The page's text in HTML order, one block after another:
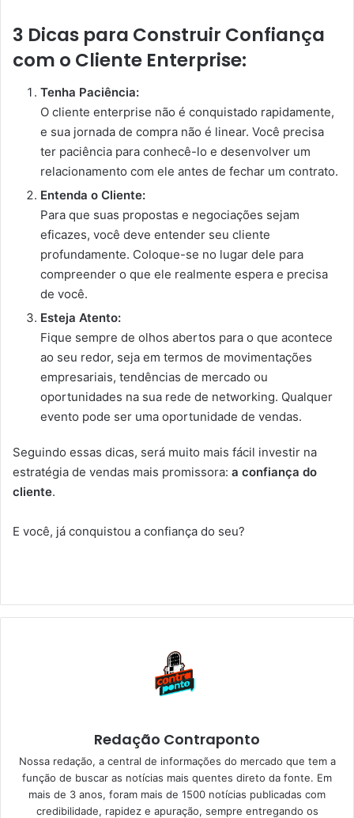
3 Dicas para Construir Confiança
com o Cliente Enterprise:
Tenha Paciência:
O cliente enterprise não é conquistado rapidamente,
e sua jornada de compra não é linear. Você precisa
ter paciência para conhecê-lo e desenvolver um
relacionamento com ele antes de fechar um contrato.
Entenda o Cliente:
Para que suas propostas e negociações sejam
eficazes, você deve entender seu cliente
profundamente. Coloque-se no lugar dele para
compreender o que ele realmente espera e precisa
de você.
Esteja Atento:
Fique sempre de olhos abertos para o que acontece
ao seu redor, seja em termos de movimentações
empresariais, tendências de mercado ou
oportunidades na sua rede de networking. Qualquer
evento pode ser uma oportunidade de vendas.
Seguindo essas dicas, será muito mais fácil investir na
estratégia de vendas mais promissora: a confiança do
cliente.
E você, já conquistou a confiança do seu?
Redação Contraponto
Nossa redação, a central de informações do mercado que tem a
função de buscar as notícias mais quentes direto da fonte. Em
mais de 3 anos, foram mais de 1500 notícias publicadas com
credibilidade, rapidez e apuração, sempre entregando os